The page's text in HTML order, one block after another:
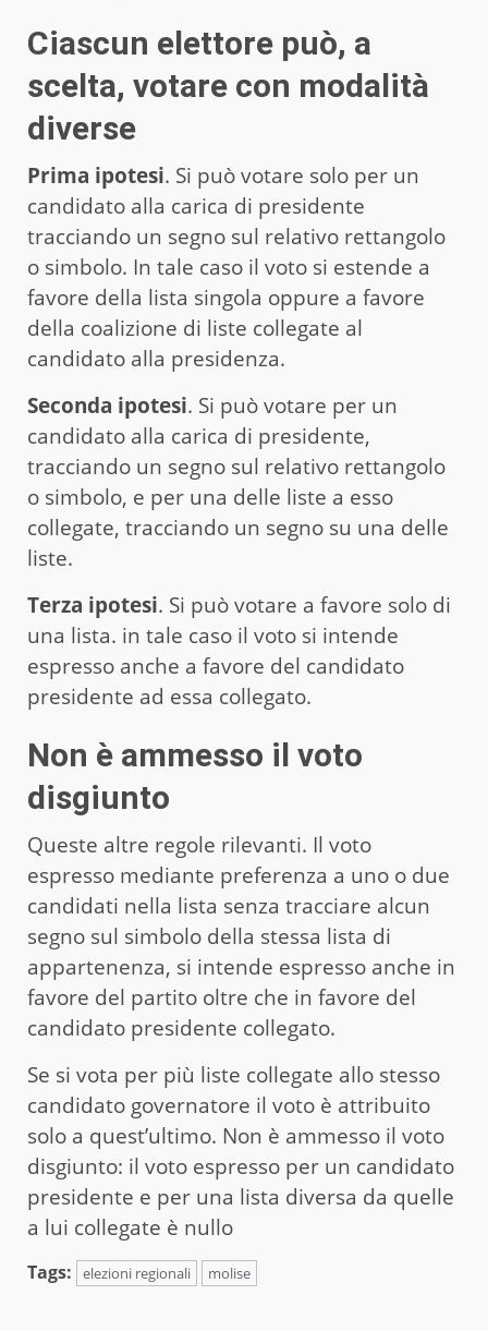
Ciascun elettore può, a
scelta, votare con modalità
diverse
Prima ipotesi. Si può votare solo per un
candidato alla carica di presidente
tracciando un segno sul relativo rettangolo
o simbolo. In tale caso il voto si estende a
favore della lista singola oppure a favore
della coalizione di liste collegate al
candidato alla presidenza.
Seconda ipotesi. Si può votare per un
candidato alla carica di presidente,
tracciando un segno sul relativo rettangolo
o simbolo, e per una delle liste a esso
collegate, tracciando un segno su una delle
liste.
Terza ipotesi. Si può votare a favore solo di
una lista. in tale caso il voto si intende
espresso anche a favore del candidato
presidente ad essa collegato.
Non è ammesso il voto
disgiunto
Queste altre regole rilevanti. Il voto
espresso mediante preferenza a uno o due
candidati nella lista senza tracciare alcun
segno sul simbolo della stessa lista di
appartenenza, si intende espresso anche in
favore del partito oltre che in favore del
candidato presidente collegato.
Se si vota per più liste collegate allo stesso
candidato governatore il voto è attribuito
solo a quest’ultimo. Non è ammesso il voto
disgiunto: il voto espresso per un candidato
presidente e per una lista diversa da quelle
a lui collegate è nullo
Tags: elezioni regionali molise